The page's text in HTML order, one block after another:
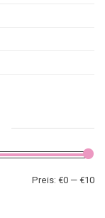
Preis: €0 — €10